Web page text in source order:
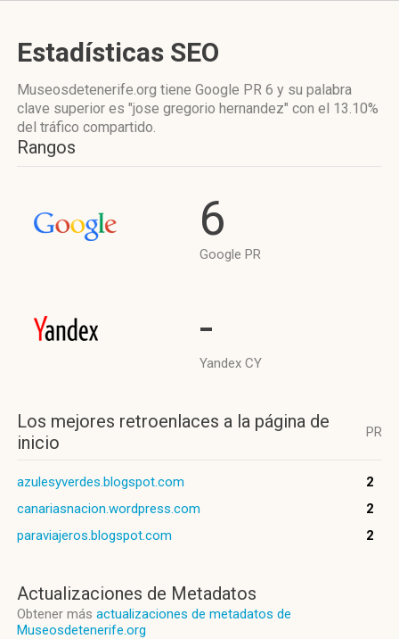
Estadísticas SEO
Museosdetenerife.org tiene Google PR 6 y su palabra
clave superior es "jose gregorio hernandez" con el 13.10%
del tráfico compartido.
Rangos
6
Google PR
-
Yandex CY
Los mejores retroenlaces a la página de
inicio
PR
azulesyverdes.blogspot.com
2
canariasnacion.wordpress.com
2
paraviajeros.blogspot.com
2
Actualizaciones de Metadatos
Obtener más actualizaciones de metadatos de
Museosdetenerife.org